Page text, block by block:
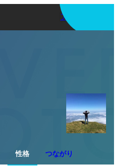
アプリを使う
性格 つながり